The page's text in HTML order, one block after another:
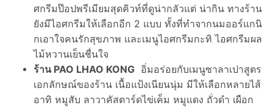
ศกรีมป๊อปพรีเมียมสุดคิวท์ที่ดูน่ากลัวแต่ น่ากิน ทางร้าน
ยังมีไอศกรีมให้เลือกอีก 2 แบบ ทั้งที่ทำจากนมออร์แกนิ
กเอาใจคนรักสุขภาพ และเมนูไอศกรีมกะทิ ไอศกรีมผล
ไม้หวานเย็นชื่นใจ
ร้าน PAO LHAO KONG อิ่มอร่อยกับเมนูซาลาเปาสูตร
เอกลักษณ์ของร้าน เนื้อแป้งเนียนนุ่ม มีให้เลือกหลายไส้
อาทิ หมูสับ ลาวาคัสตาร์ดไข่เค็ม หมูแดง ถั่วดำ เผือก